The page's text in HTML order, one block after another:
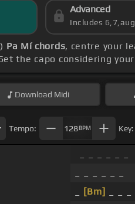
Advanced
Includes
Pa Mí chords, centre your
the capo considering
Download Midi
Tempo: 128BPM Key:
[Bm]